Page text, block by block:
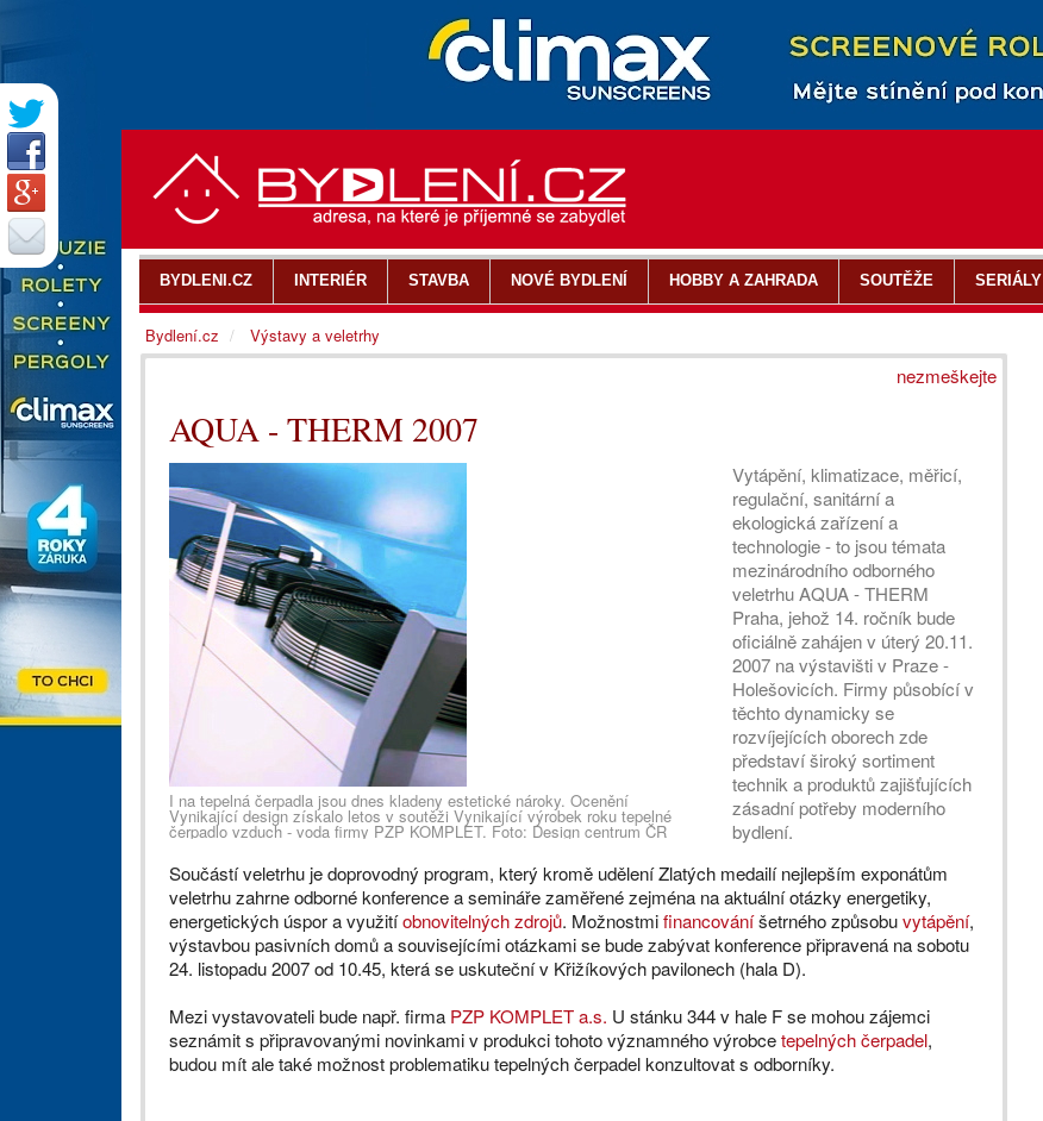
nezmeškejte
AQUA - THERM 2007
I na tepelná čerpadla jsou dnes kladeny estetické nároky. Ocenění
Vynikající design získalo letos v soutěži Vynikající výrobek roku tepelné
čerpadlo vzduch - voda firmy PZP KOMPLET. Foto: Design centrum ČR
Vytápění, klimatizace, měřicí,
regulační, sanitární a
ekologická zařízení a
technologie - to jsou témata
mezinárodního odborného
veletrhu AQUA - THERM
Praha, jehož 14. ročník bude
oficiálně zahájen v úterý 20.11.
2007 na výstavišti v Praze -
Holešovicích. Firmy působící v
těchto dynamicky se
rozvíjejících oborech zde
představí široký sortiment
technik a produktů zajišťujících
zásadní potřeby moderního
bydlení.
Součástí veletrhu je doprovodný program, který kromě udělení Zlatých medailí nejlepším exponátům
veletrhu zahrne odborné konference a semináře zaměřené zejména na aktuální otázky energetiky,
energetických úspor a využitíobnovitelných zdrojů. Možnostmifinancováníšetrného způsobuvytápění,
výstavbou pasivních domů a souvisejícími otázkami se bude zabývat konference připravená na sobotu
24. listopadu 2007 od 10.45, která se uskuteční v Křižíkových pavilonech (hala D).
Mezi vystavovateli bude např. firma PZP KOMPLET a.s. U stánku 344 v hale F se mohou zájemci
seznámit s připravovanými novinkami v produkci tohoto významného výrobcetepelných čerpadel,
budou mít ale také možnost problematiku tepelných čerpadel konzultovat s odborníky.
BYDLENI.CZ INTERIÉR STAVBA NOVÉ BYDLENÍ HOBBY A ZAHRADA SOUTĚŽE SERIÁLY
Bydlení.cz Výstavy a veletrhy